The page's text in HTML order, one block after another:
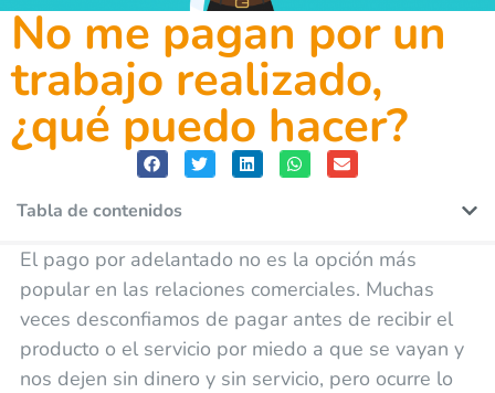
No me pagan por un
trabajo realizado,
¿qué puedo hacer?
Tabla de contenidos
El pago por adelantado no es la opción más
popular en las relaciones comerciales. Muchas
veces desconfiamos de pagar antes de recibir el
producto o el servicio por miedo a que se vayan y
nos dejen sin dinero y sin servicio, pero ocurre lo